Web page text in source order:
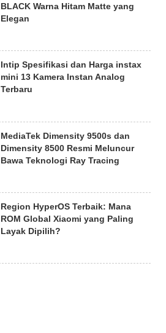
BLACK Warna Hitam Matte yang
Elegan
Intip Spesifikasi dan Harga instax
mini 13 Kamera Instan Analog
Terbaru
MediaTek Dimensity 9500s dan
Dimensity 8500 Resmi Meluncur
Bawa Teknologi Ray Tracing
Region HyperOS Terbaik: Mana
ROM Global Xiaomi yang Paling
Layak Dipilih?